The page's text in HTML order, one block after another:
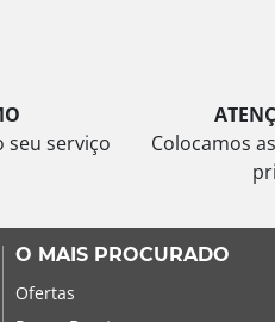
seu serviço
Colocamos
O MAIS PROCURADO
Ofertas